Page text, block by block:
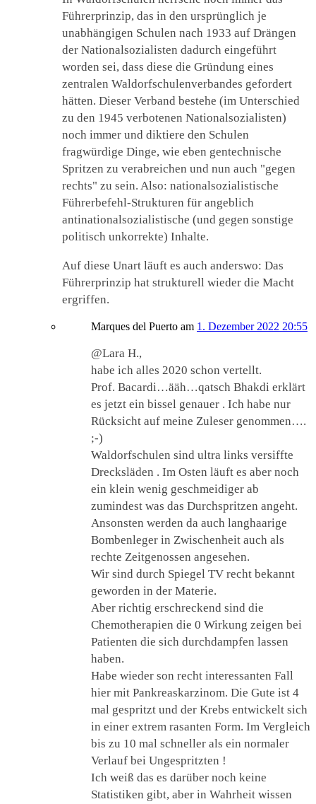
Führerprinzip, das in den ursprünglich je
unabhängigen Schulen nach 1933 auf Drängen
der Nationalsozialisten dadurch eingeführt
worden sei, dass diese die Gründung eines
zentralen Waldorfschulenverbandes gefordert
hätten. Dieser Verband bestehe (im Unterschied
zu den 1945 verbotenen Nationalsozialisten)
noch immer und diktiere den Schulen
fragwürdige Dinge, wie eben gentechnische
Spritzen zu verabreichen und nun auch "gegen
rechts" zu sein. Also: nationalsozialistische
Führerbefehl-Strukturen für angeblich
antinationalsozialistische (und gegen sonstige
politisch unkorrekte) Inhalte.
Auf diese Unart läuft es auch anderswo: Das
Führerprinzip hat strukturell wieder die Macht
ergriffen.
Marques del Puerto am 1. Dezember 2022 20:55
@Lara H.,
habe ich alles 2020 schon vertellt.
Prof. Bacardi…ääh…qatsch Bhakdi erklärt
es jetzt ein bissel genauer . Ich habe nur
Rücksicht auf meine Zuleser genommen….
;-)
Waldorfschulen sind ultra links versiffte
Drecksläden . Im Osten läuft es aber noch
ein klein wenig geschmeidiger ab
zumindest was das Durchspritzen angeht.
Ansonsten werden da auch langhaarige
Bombenleger in Zwischenheit auch als
rechte Zeitgenossen angesehen.
Wir sind durch Spiegel TV recht bekannt
geworden in der Materie.
Aber richtig erschreckend sind die
Chemotherapien die 0 Wirkung zeigen bei
Patienten die sich durchdampfen lassen
haben.
Habe wieder son recht interessanten Fall
hier mit Pankreaskarzinom. Die Gute ist 4
mal gespritzt und der Krebs entwickelt sich
in einer extrem rasanten Form. Im Vergleich
bis zu 10 mal schneller als ein normaler
Verlauf bei Ungespritzten !
Ich weiß das es darüber noch keine
Statistiken gibt, aber in Wahrheit wissen